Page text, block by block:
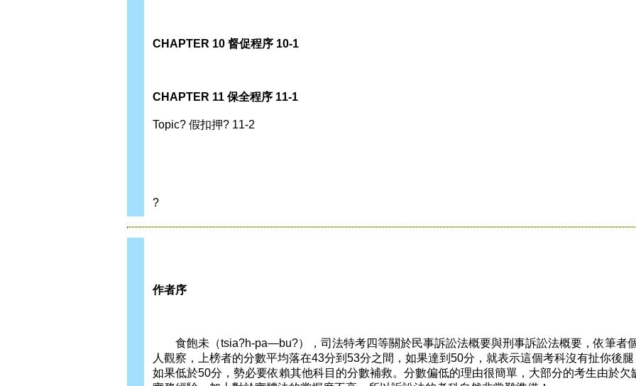
CHAPTER 10 督促程序 10-1
CHAPTER 11 保全程序 11-1
Topic? 假扣押? 11-2
?
作者序
食飽未（tsia?h-pa—bu?），司法特考四等關於民事訴訟法概要與刑事訴訟法概要，依筆者
人觀察，上榜者的分數平均落在43分到53分之間，如果達到50分，就表示這個考科沒有扯你後腿
如果低於50分，勢必要依賴其他科目的分數補救。分數偏低的理由很簡單，大部分的考生由於欠